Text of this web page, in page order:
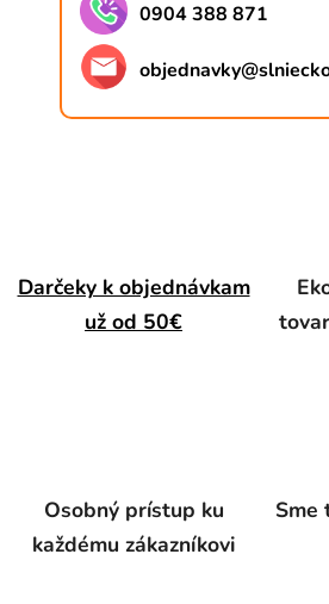
0904 388 871
objednavky@
Darčeky k objednávkam
už od 50€
Osobný prístup ku
každému zákazníkovi
Sme